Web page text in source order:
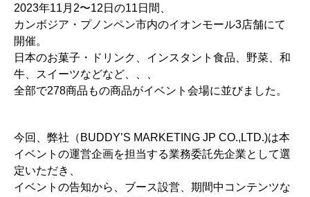
2023年11月2〜12日の11日間、
カンボジア・プノンペン市内のイオンモール3店舗にて
開催。
日本のお菓子・ドリンク、インスタント食品、野菜、和
牛、スイーツなどなど、、、
全部で278商品もの商品がイベント会場に並びました。
今回、弊社（BUDDY’S MARKETING JP CO.,LTD.)は本
イベントの運営企画を担当する業務委託先企業として選
定いただき、
イベントの告知から、ブース設営、期間中コンテンツな